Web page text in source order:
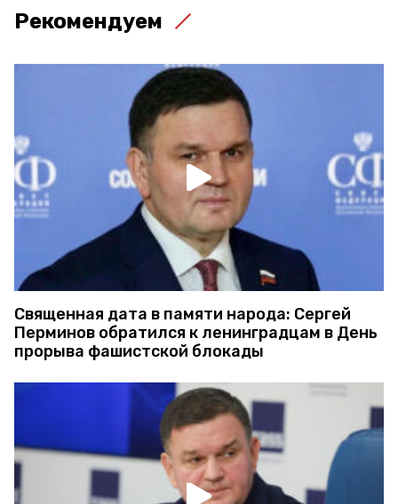
Рекомендуем
Священная дата в памяти народа: Сергей
Перминов обратился к ленинградцам в День
прорыва фашистской блокады